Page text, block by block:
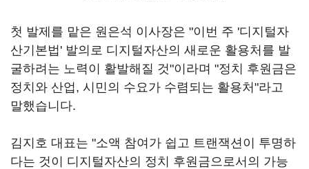
첫 발제를 맡은 원은석 이사장은 "이번 주 '디지털자
산기본법' 발의로 디지털자산의 새로운 활용처를 발
굴하려는 노력이 활발해질 것"이라며 "정치 후원금은
정치와 산업, 시민의 수요가 수렴되는 활용처"라고
말했습니다.
김지호 대표는 "소액 참여가 쉽고 트랜잭션이 투명하
다는 것이 디지털자산의 정치 후원금으로서의 가능